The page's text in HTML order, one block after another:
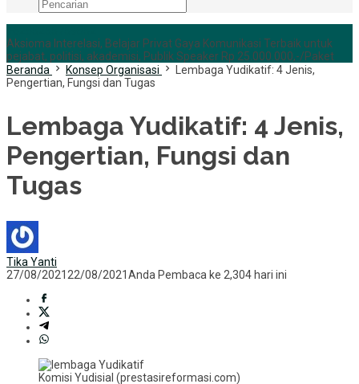
Aksioma Interelasi, Belajar Privat Gaya Komunikasi Terbaik untuk
pejabat, politisi, akademisi, Publik Speaker Rp 25.000.000,-/Paket
Beranda
Konsep Organisasi
Lembaga Yudikatif: 4 Jenis,
Pengertian, Fungsi dan Tugas
Lembaga Yudikatif: 4 Jenis,
Pengertian, Fungsi dan
Tugas
Tika Yanti
27/08/2021 22/08/2021Anda Pembaca ke 2,304 hari ini
Komisi Yudisial (prestasireformasi.com)